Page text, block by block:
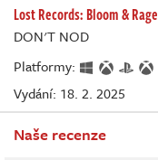
Lost Records: Bloom & Rage
DON'T NOD
Platformy:
Vydání: 18. 2. 2025
Naše recenze